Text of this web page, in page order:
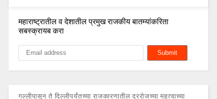
महाराष्ट्रातील व देशातील प्रमुख राजकीय बातम्यांकरिता
सबस्क्रायब करा
गल्लीपासून ते दिल्लीपर्यंतच्या राजकारणातील दररोजच्या महत्वाच्या